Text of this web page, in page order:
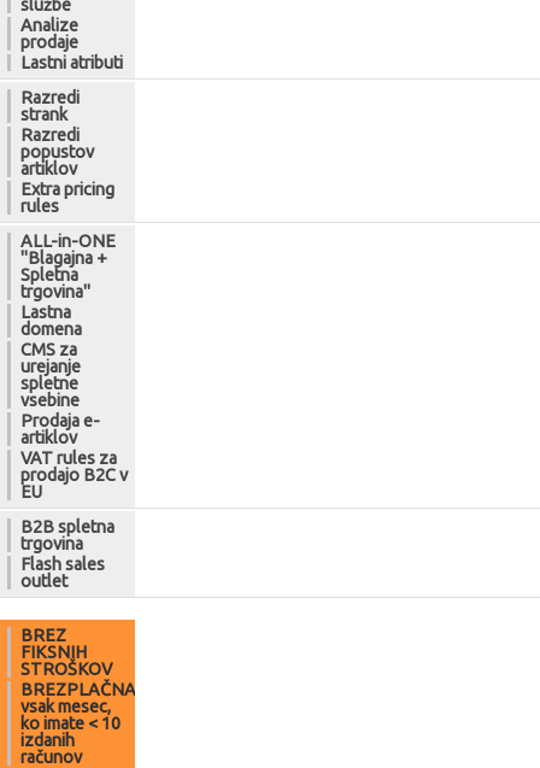
službe
Analize
prodaje
Lastni atributi
Razredi
strank
Razredi
popustov
artiklov
Extra pricing
rules
ALL-in-ONE
"Blagajna +
Spletna
trgovina"
Lastna
domena
CMS za
urejanje
spletne
vsebine
Prodaja e-
artiklov
VAT rules za
prodajo B2C v
EU
B2B spletna
trgovina
Flash sales
outlet
BREZ
FIKSNIH
STROŠKOV
BREZPLAČNA
vsak mesec,
ko imate < 10
izdanih
računov